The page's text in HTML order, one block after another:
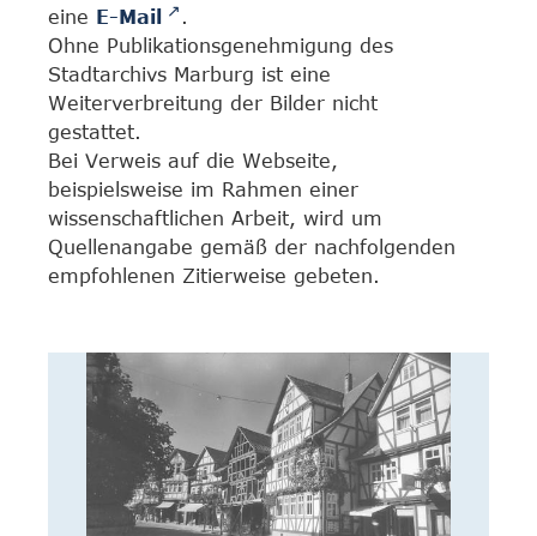
eine E-Mail
.
Ohne Publikationsgenehmigung des
Stadtarchivs Marburg ist eine
Weiterverbreitung der Bilder nicht
gestattet.
Bei Verweis auf die Webseite,
beispielsweise im Rahmen einer
wissenschaftlichen Arbeit, wird um
Quellenangabe gemäß der nachfolgenden
empfohlenen Zitierweise gebeten.